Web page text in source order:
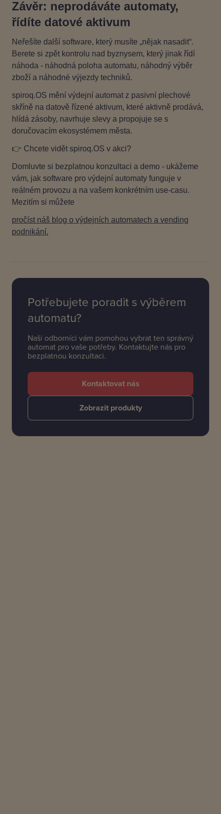
Závěr: neprodáváte automaty,
řídíte datové aktivum
Neřešíte další software, který musíte „nějak nasadit“.
Berete si zpět kontrolu nad byznysem, který jinak řídí
náhoda - náhodná poloha automatu, náhodný výběr
zboží a náhodné výjezdy techniků.
spiroq.OS mění výdejní automat z pasivní plechové
skříně na datově řízené aktivum, které aktivně prodává,
hlídá zásoby, navrhuje slevy a propojuje se s
doručovacím ekosystémem města.
👉 Chcete vidět spiroq.OS v akci?
Domluvte si bezplatnou konzultaci a demo - ukážeme
vám, jak software pro výdejní automaty funguje v
reálném provozu a na vašem konkrétním use‑casu.
Mezitím si můžete
pročíst náš blog o výdejních automatech a vending
podnikání.
Potřebujete poradit s výběrem
automatu?
Naši odborníci vám pomohou vybrat ten správný
automat pro vaše potřeby. Kontaktujte nás pro
bezplatnou konzultaci.
Kontaktovat nás
Zobrazit produkty